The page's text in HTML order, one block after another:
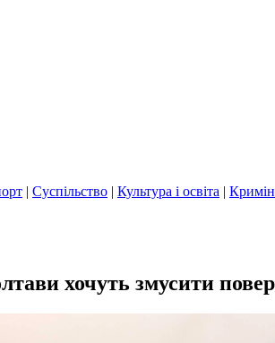
| Суспільство | Культура і освіта |
хочуть змусити